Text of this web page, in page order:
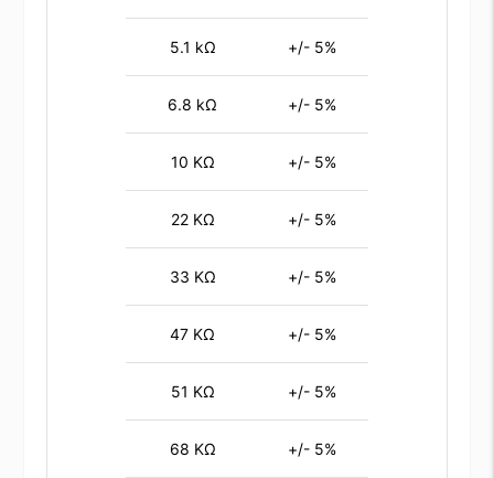
5.1 kΩ +/- 5%
6.8 kΩ +/- 5%
10 KΩ +/- 5%
22 KΩ +/- 5%
33 KΩ +/- 5%
47 KΩ +/- 5%
51 KΩ +/- 5%
68 KΩ +/- 5%